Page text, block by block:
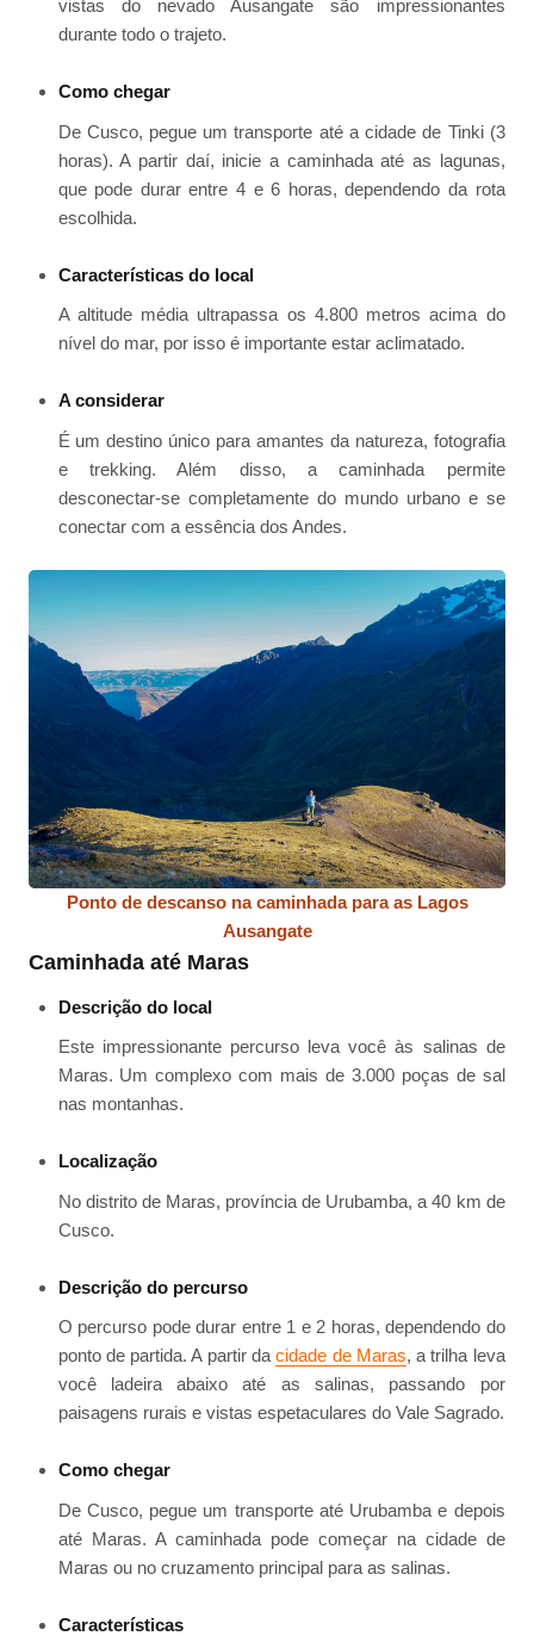
vistas do nevado Ausangate são impressionantes
durante todo o trajeto.
Como chegar
De Cusco, pegue um transporte até a cidade de Tinki (3
horas). A partir daí, inicie a caminhada até as lagunas,
que pode durar entre 4 e 6 horas, dependendo da rota
escolhida.
Características do local
A altitude média ultrapassa os 4.800 metros acima do
nível do mar, por isso é importante estar aclimatado.
A considerar
É um destino único para amantes da natureza, fotografia
e trekking. Além disso, a caminhada permite
desconectar-se completamente do mundo urbano e se
conectar com a essência dos Andes.
Ponto de descanso na caminhada para as Lagos
Ausangate
Caminhada até Maras
Descrição do local
Este impressionante percurso leva você às salinas de
Maras. Um complexo com mais de 3.000 poças de sal
nas montanhas.
Localização
No distrito de Maras, província de Urubamba, a 40 km de
Cusco.
Descrição do percurso
O percurso pode durar entre 1 e 2 horas, dependendo do
ponto de partida. A partir dacidade de Maras, a trilha leva
você ladeira abaixo até as salinas, passando por
paisagens rurais e vistas espetaculares do Vale Sagrado.
Como chegar
De Cusco, pegue um transporte até Urubamba e depois
até Maras. A caminhada pode começar na cidade de
Maras ou no cruzamento principal para as salinas.
Características